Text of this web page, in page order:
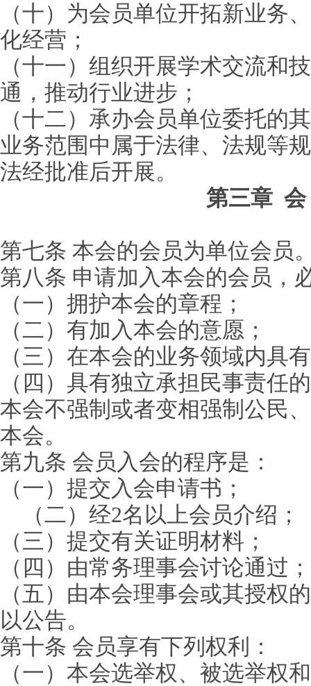
（十）为会员单位开拓新业务
化经营；
（十一）组织开展学术交流和
通，推动行业进步；
（十二）承办会员单位委托的
业务范围中属于法律、法规等
法经批准后开展。
第三章
第七条 本会的会员为单位会员
第八条 申请加入本会的会员，
（一）拥护本会的章程；
（二）有加入本会的意愿；
（三）在本会的业务领域内具
（四）具有独立承担民事责任
本会不强制或者变相强制公民
本会。
第九条 会员入会的程序是：
（一）提交入会申请书；
（二）经2名以上会员介绍；
（三）提交有关证明材料；
（四）由常务理事会讨论通过；
（五）由本会理事会或其授权
以公告。
第十条 会员享有下列权利：
（一）本会选举权、被选举权